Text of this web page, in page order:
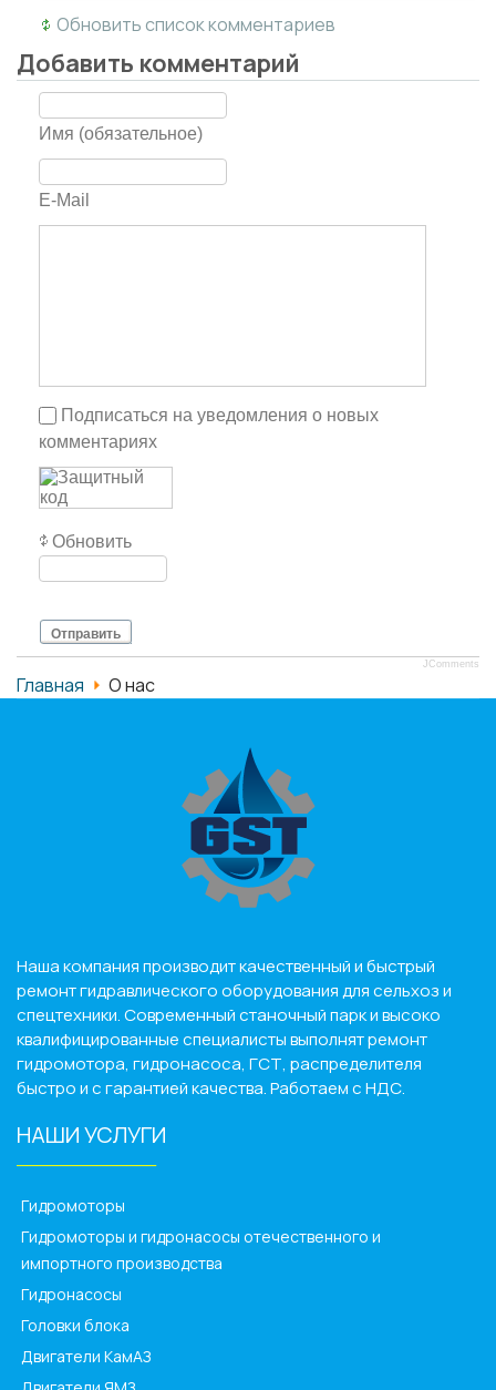
Обновить список комментариев
Добавить комментарий
Имя (обязательное)
E-Mail
Подписаться на уведомления о новых
комментариях
Обновить
Отправить
JComments
Главная О нас
Наша компания производит качественный и быстрый
ремонт гидравлического оборудования для сельхоз и
спецтехники. Современный станочный парк и высоко
квалифицированные специалисты выполнят ремонт
гидромотора, гидронасоса, ГСТ, распределителя
быстро и с гарантией качества. Работаем с НДС.
НАШИ УСЛУГИ
Гидромоторы
Гидромоторы и гидронасосы отечественного и
импортного производства
Гидронасосы
Головки блока
Двигатели КамАЗ